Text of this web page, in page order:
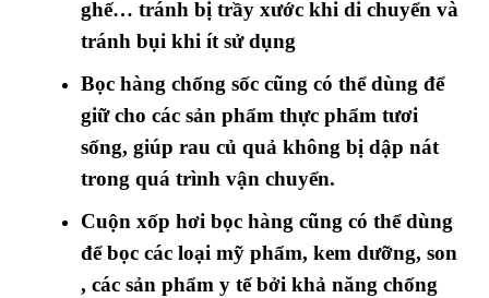
ghế… tránh bị trầy xước khi di chuyển và
tránh bụi khi ít sử dụng
Bọc hàng chống sốc cũng có thể dùng để
giữ cho các sản phẩm thực phẩm tươi
sống, giúp rau củ quả không bị dập nát
trong quá trình vận chuyển.
Cuộn xốp hơi bọc hàng cũng có thể dùng
để bọc các loại mỹ phẩm, kem dưỡng, son
, các sản phẩm y tế bởi khả năng chống